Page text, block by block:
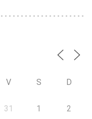
V S D
31 1 2